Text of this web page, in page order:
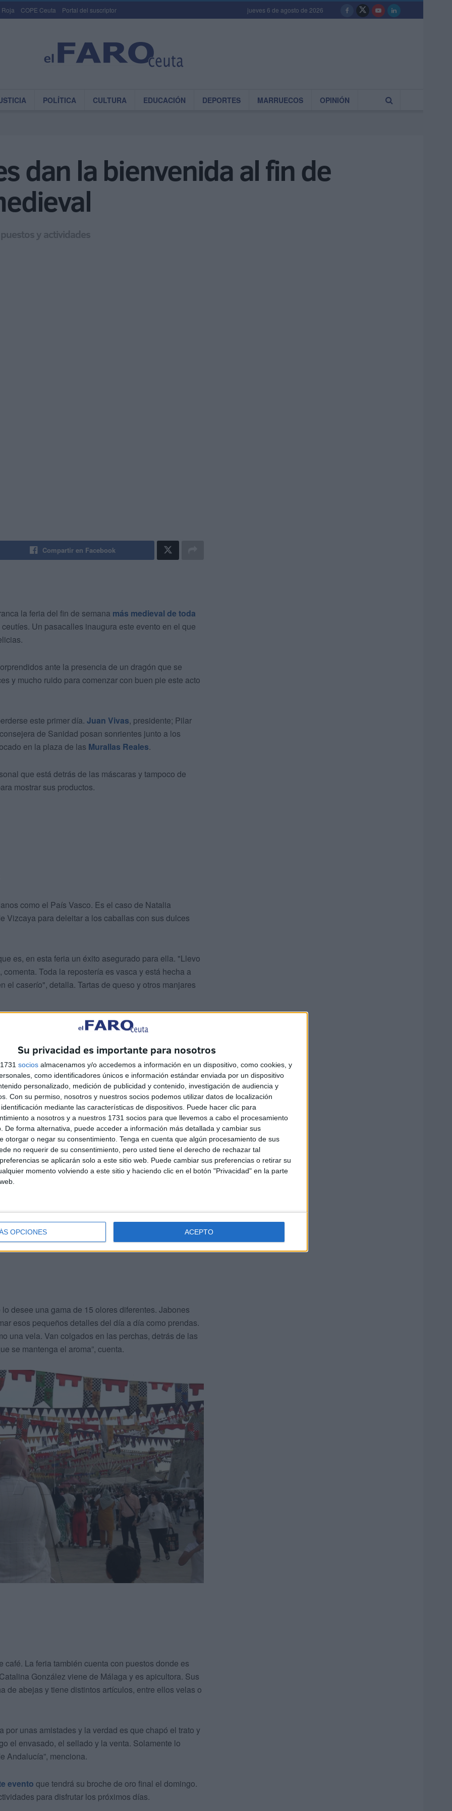
Su privacidad es importante para nosotros
socios almacenamos y/o accedemos a información en un dispositivo, como cookies, y
como identificadores únicos e información estándar enviada por un dispositivo
personalizado, medición de publicidad y contenido, investigación de audiencia y
Con su permiso, nosotros y nuestros socios podemos utilizar datos de localización
mediante las características de dispositivos. Puede hacer clic para
a nosotros y a nuestros 1731 socios para que llevemos a cabo el procesamiento
De forma alternativa, puede acceder a información más detallada y cambiar sus
otorgar o negar su consentimiento. Tenga en cuenta que algún procesamiento de sus
no requerir de su consentimiento, pero usted tiene el derecho de rechazar tal
se aplicarán solo a este sitio web. Puede cambiar sus preferencias o retirar su
momento volviendo a este sitio y haciendo clic en el botón "Privacidad" en la parte
OPCIONES ACEPTO
Roja COPE Ceuta Portal del suscriptor jueves 6 de agosto de 2026
POLÍTICA CULTURA EDUCACIÓN DEPORTES MARRUECOS OPINIÓN
dan la bienvenida al fin de
y actividades
Compartir en Facebook
la feria del fin de semana más medieval de toda
Un pasacalles inaugura este evento en el que
ante la presencia de un dragón que se
y mucho ruido para comenzar con buen pie este acto
este primer día. Juan Vivas, presidente; Pilar
de Sanidad posan sonrientes junto a los
en la plaza de las Murallas Reales.
que está detrás de las máscaras y tampoco de
mostrar sus productos.
como el País Vasco. Es el caso de Natalia
Vizcaya para deleitar a los caballas con sus dulces
es, en esta feria un éxito asegurado para ella. "Llevo
Toda la repostería es vasca y está hecha a
el caserío", detalla. Tartas de queso y otros manjares
otros stands de muy variada naturaleza dedicados a
es el caso de Ana Verdú, que echa las cartas y el tarot.
distinta para todos los curiosos que quieran ver más
a uno dependiendo de su energía y adivino el futuro, al
venir bastante público. Es muy agradable y la
cuenta.
desee una gama de 15 olores diferentes. Jabones
esos pequeños detalles del día a día como prendas.
una vela. Van colgados en las perchas, detrás de las
se mantenga el aroma”, cuenta.
La feria también cuenta con puestos donde es
González viene de Málaga y es apicultora. Sus
de abejas y tiene distintos artículos, entre ellos velas o
unas amistades y la verdad es que chapó el trato y
el envasado, el sellado y la venta. Solamente lo
Andalucía”, menciona.
evento que tendrá su broche de oro final el domingo.
para disfrutar los próximos días.